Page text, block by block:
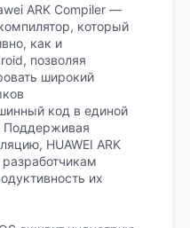
ARK Compiler —
который
как и
позволяя
широкий
код в единой
Поддерживая
HUAWEI ARK
их